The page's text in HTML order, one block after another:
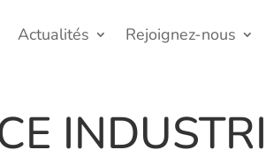
Actualités Rejoignez-nous